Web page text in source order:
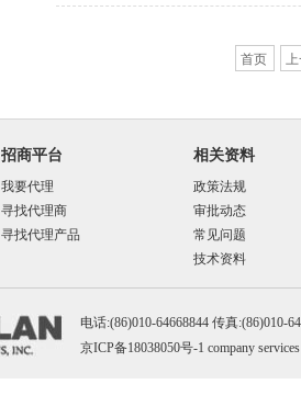
首页
招商平台
我要代理
寻找代理商
寻找代理产品
相关资料
政策法规
审批动态
常见问题
技术资料
电话:(86)010-64668844 传真:(86)010-
京ICP备18038050号-1 company